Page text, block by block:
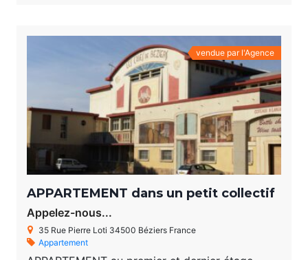
vendue par l'Agence
APPARTEMENT dans un petit collectif
Appelez-nous...
35 Rue Pierre Loti 34500 Béziers France
Appartement